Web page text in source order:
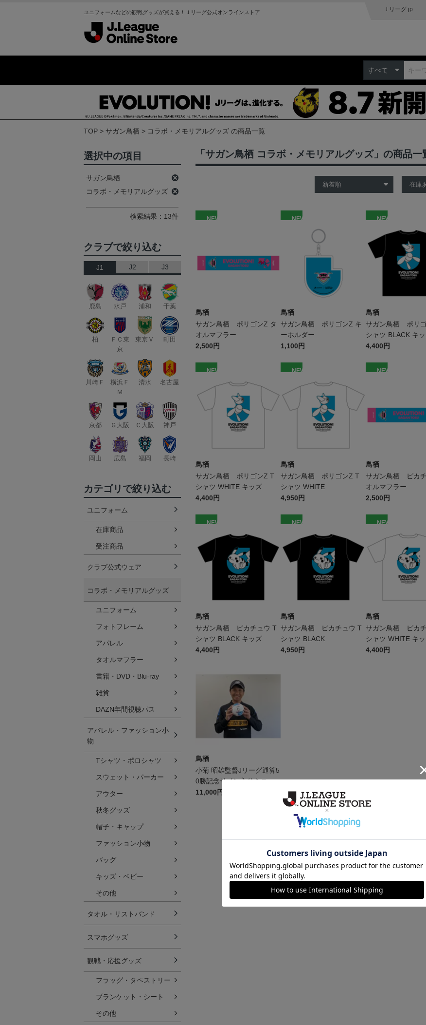
ユニフォームなどの観戦グッズが買える！Ｊリーグ公式オンラインストア Ｊリーグ.jp
すべて
TOP サガン鳥栖 コラボ・メモリアルグッズ の商品一覧
「サガン鳥栖 コラボ・メモリアルグッズ」の商品一
NEW
鳥栖
サガン鳥栖 ポリゴンZ タ
オルマフラー
2,500円
NEW
鳥栖
サガン鳥栖 ポリゴンZ キ
ーホルダー
1,100円
NEW
鳥栖
サガン鳥栖 ポリ
シャツ BLACK キ
4,400円
NEW
鳥栖
サガン鳥栖 ポリゴンZ T
シャツ WHITE キッズ
4,400円
NEW
鳥栖
サガン鳥栖 ポリゴンZ T
シャツ WHITE
4,950円
NEW
鳥栖
サガン鳥栖 ピカ
オルマフラー
2,500円
NEW
鳥栖
サガン鳥栖 ピカチュウ T
シャツ BLACK キッズ
4,400円
NEW
鳥栖
サガン鳥栖 ピカチュウ T
シャツ BLACK
4,950円
NEW
鳥栖
サガン鳥栖 ピカ
シャツ WHITE キ
4,400円
鳥栖
小菊 昭雄監督Jリーグ通算5
0勝記念サイン入りミニボ
ール
11,000円
選択中の項目
サガン鳥栖
コラボ・メモリアルグッズ
検索結果：13件
クラブで絞り込む
J1 J2 J3
鹿島 水戸 浦和 千葉
柏
ＦＣ東
京
東京Ｖ 町田
川崎Ｆ
横浜Ｆ
Ｍ
清水 名古屋
京都 Ｇ大阪 Ｃ大阪 神戸
岡山 広島 福岡 長崎
カテゴリで絞り込む
ユニフォーム
在庫商品
受注商品
クラブ公式ウェア
コラボ・メモリアルグッズ
ユニフォーム
フォトフレーム
アパレル
タオルマフラー
書籍・DVD・Blu-ray
雑貨
DAZN年間視聴パス
アパレル・ファッション小
物
Tシャツ・ポロシャツ
スウェット・パーカー
アウター
秋冬グッズ
帽子・キャップ
ファッション小物
バッグ
キッズ・ベビー
その他
タオル・リストバンド
スマホグッズ
観戦・応援グッズ
フラッグ・タペストリー
ブランケット・シート
その他